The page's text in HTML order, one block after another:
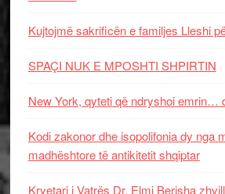
Kujtojmë sakrificën e familjes Lleshi
SPAÇI NUK E MPOSHTI SHPIRTIN
New York, qyteti që ndryshoi emrin…
Kodi zakonor dhe isopolifonia dy nga
madhështore të antikitetit shqiptar
Kryetari i Vatrës Dr. Elmi Berisha